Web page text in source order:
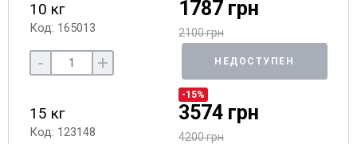
10 кг
Код: 165013
1787 грн
2100 грн
- + НЕДОСТУПЕН
15 кг
Код: 123148
-15%
3574 грн
4200 грн